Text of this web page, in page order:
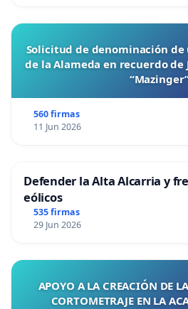
Solicitud de denominación
de la Alameda en recuerdo de
560 firmas
11 Jun 2026
Defender la Alta Alcarria y
eólicos
535 firmas
29 Jun 2026
APOYO A LA CREACIÓN DE
CORTOMETRAJE EN LA